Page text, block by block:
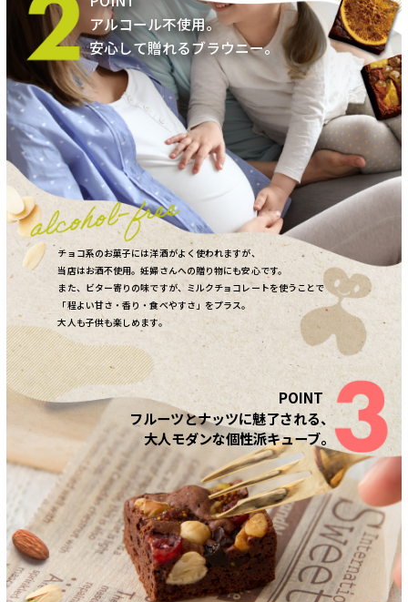
アルコール不使用。
安心して贈れるブラウニー。
チョコ系のお菓子には洋酒がよく使われますが、
当店はお酒不使用。妊婦さんへの贈り物にも安心です。
また、ビター寄りの味ですが、ミルクチョコレートを使うことで
「程よい甘さ・香り・食べやすさ」をプラス。
大人も子供も楽しめます。
フルーツとナッツに魅了される、
大人モダンな個性派キューブ。